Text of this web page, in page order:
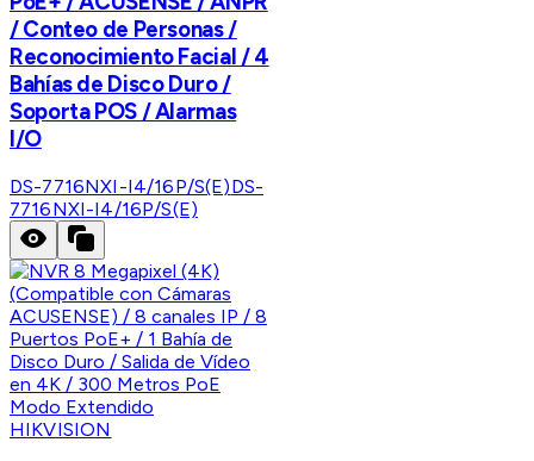
/ Conteo de Personas /
Reconocimiento Facial / 4
Bahías de Disco Duro /
Soporta POS / Alarmas
I/O
DS-7716NXI-I4/16P/S(E)DS-
7716NXI-I4/16P/S(E)
HIKVISION